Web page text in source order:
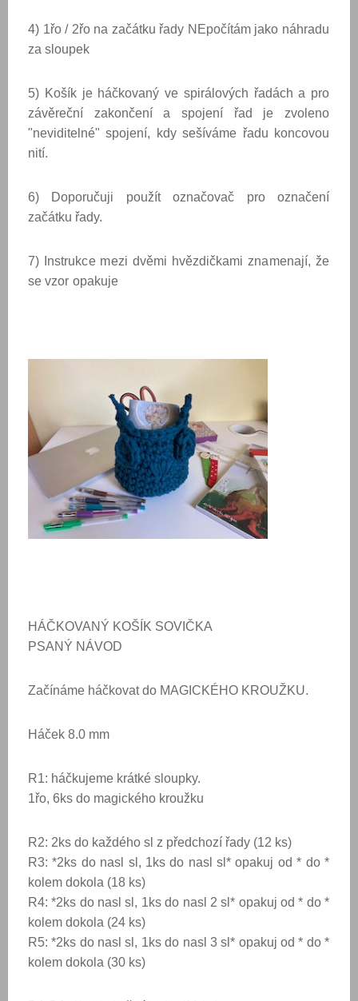
4) 1řo / 2řo na začátku řady NEpočítám jako náhradu
za sloupek
5) Košík je háčkovaný ve spirálových řadách a pro
závěreční zakončení a spojení řad je zvoleno
"neviditelné" spojení, kdy sešíváme řadu koncovou
nití.
6) Doporučuji použít označovač pro označení
začátku řady.
7) Instrukce mezi dvěmi hvězdičkami znamenají, že
se vzor opakuje
HÁČKOVANÝ KOŠÍK SOVIČKA
PSANÝ NÁVOD
Začínáme háčkovat do MAGICKÉHO KROUŽKU.
Háček 8.0 mm
R1: háčkujeme krátké sloupky.
1řo, 6ks do magického kroužku
R2: 2ks do každého sl z předchozí řady (12 ks)
R3:*2ks do nasl sl, 1ks do nasl sl* opakuj od * do *
kolem dokola (18 ks)
R4:*2ks do nasl sl, 1ks do nasl 2 sl* opakuj od * do *
kolem dokola (24 ks)
R5:*2ks do nasl sl, 1ks do nasl 3 sl* opakuj od * do *
kolem dokola (30 ks)